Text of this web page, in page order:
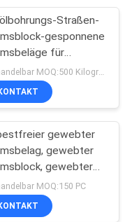
11
Straßen-
gesponnene
für
gewebter
gewebter
gewebter
für
MOQ:150 PC